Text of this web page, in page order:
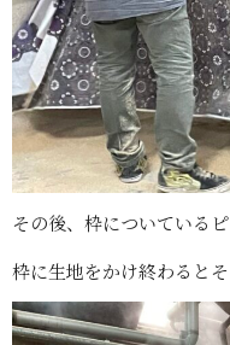
その後、枠についている
枠に生地をかけ終わると